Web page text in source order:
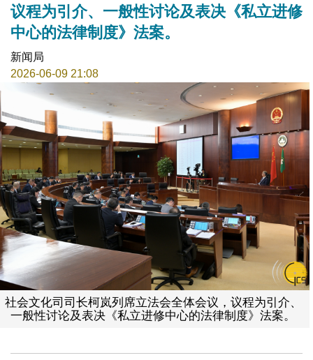
议程为引介、一般性讨论及表决《私立进修
中心的法律制度》法案。
新闻局
2026-06-09 21:08
社会文化司司长柯岚列席立法会全体会议，议程为引介、
一般性讨论及表决《私立进修中心的法律制度》法案。